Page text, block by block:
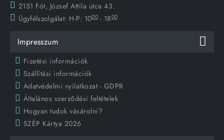
2151 Fót, József Attila utca 43.
Ügyfélszolgálat: H-P: 1000 - 1800
Impresszum
Fizetési információk
Szállítási információk
Adatvédelmi nyilatkozat - GDPR
Általános szerződési feltételek
Hogyan tudok vásárolni?
SZÉP Kártya 2026